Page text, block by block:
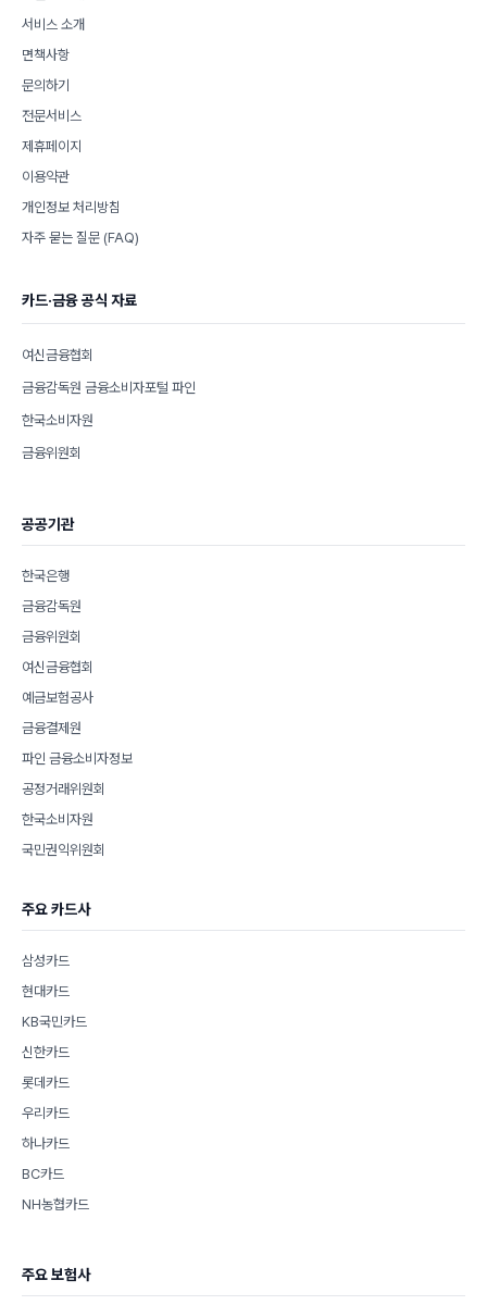
서비스 소개
면책사항
문의하기
전문서비스
제휴페이지
이용약관
개인정보 처리방침
자주 묻는 질문 (FAQ)
카드·금융 공식 자료
여신금융협회
금융감독원 금융소비자포털 파인
한국소비자원
금융위원회
공공기관
한국은행
금융감독원
금융위원회
여신금융협회
예금보험공사
금융결제원
파인 금융소비자정보
공정거래위원회
한국소비자원
국민권익위원회
주요 카드사
삼성카드
현대카드
KB국민카드
신한카드
롯데카드
우리카드
하나카드
BC카드
NH농협카드
주요 보험사